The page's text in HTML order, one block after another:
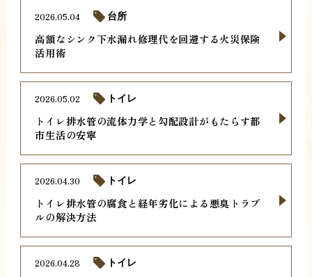
高額なシンク下水漏れ修理代を回避する火災保険
活用術
2026.05.04 台所
トイレ排水管の流体力学と勾配設計がもたらす都
市生活の安寧
2026.05.02 トイレ
トイレ排水管の腐食と経年劣化による悪臭トラブ
ルの解決方法
2026.04.30 トイレ
2026.04.28 トイレ